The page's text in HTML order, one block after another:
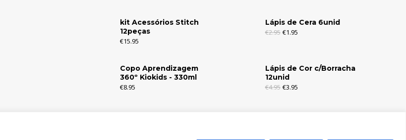
kit Acessórios Stitch
12peças
€15.95
Copo Aprendizagem
360º Kiokids - 330ml
€8.95
Lápis de Cera 6unid
€2.95 €1.95
Lápis de Cor c/Borracha
12unid
€4.95 €3.95